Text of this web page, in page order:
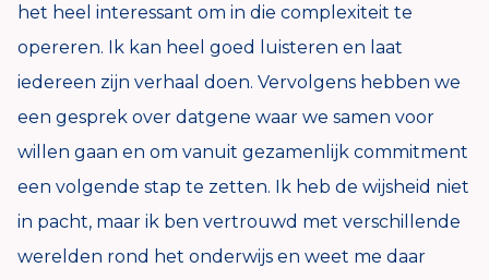
het heel interessant om in die complexiteit te
opereren. Ik kan heel goed luisteren en laat
iedereen zijn verhaal doen. Vervolgens hebben we
een gesprek over datgene waar we samen voor
willen gaan en om vanuit gezamenlijk commitment
een volgende stap te zetten. Ik heb de wijsheid niet
in pacht, maar ik ben vertrouwd met verschillende
werelden rond het onderwijs en weet me daar